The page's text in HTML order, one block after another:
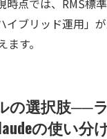
イブリッド運用」
す。
の選択肢──
の使い分